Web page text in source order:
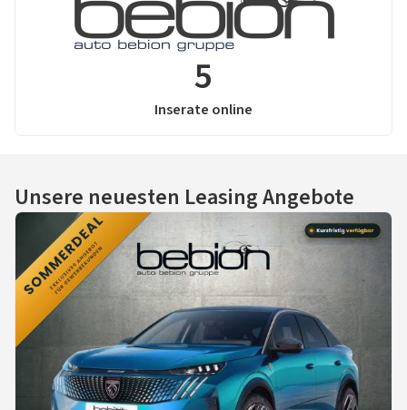
5
Inserate online
Unsere neuesten Leasing Angebote